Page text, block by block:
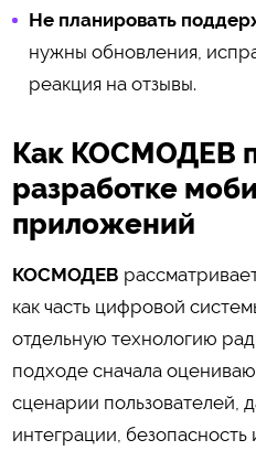
Не планировать
нужны обновления,
реакция на отзывы.
Как КОСМОДЕВ
разработке
приложений
КОСМОДЕВ
как часть цифровой
отдельную технологию
подходе сначала
сценарии пользователей,
интеграции,